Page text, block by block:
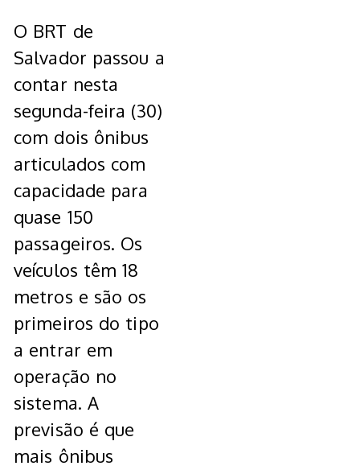
O BRT de
Salvador passou a
contar nesta
segunda-feira (30)
com dois ônibus
articulados com
capacidade para
quase 150
passageiros. Os
veículos têm 18
metros e são os
primeiros do tipo
a entrar em
operação no
sistema. A
previsão é que
mais ônibus